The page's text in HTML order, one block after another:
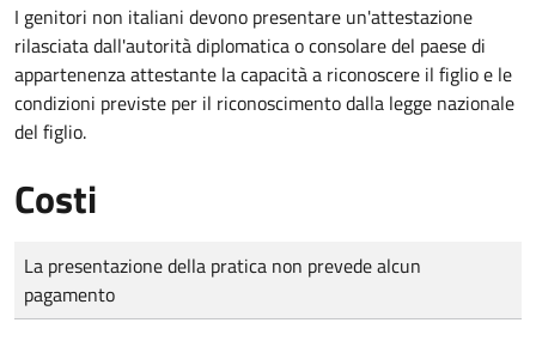
I genitori non italiani devono presentare un'attestazione
rilasciata dall'autorità diplomatica o consolare del paese di
appartenenza attestante la capacità a riconoscere il figlio e le
condizioni previste per il riconoscimento dalla legge nazionale
del figlio.
Costi
Tipo di pagamento
Importo
La presentazione della pratica non prevede alcun
pagamento